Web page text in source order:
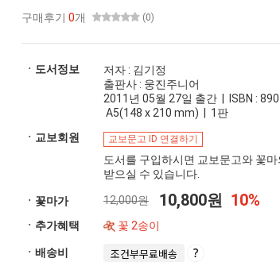
구매후기 0개 (0)
ㆍ도서정보
저자 : 김기정
출판사 : 웅진주니어
2011년 05월 27일 출간 | ISBN :
A5(148 x 210 mm) | 1판
ㆍ교보회원
교보문고 ID 연결하기
도서를 구입하시면 교보문고와 꽃
받으실 수 있습니다.
ㆍ꽃마가 12,000원 10,800원 10%
ㆍ추가혜택 꽃 2송이
ㆍ배송비 조건부무료배송